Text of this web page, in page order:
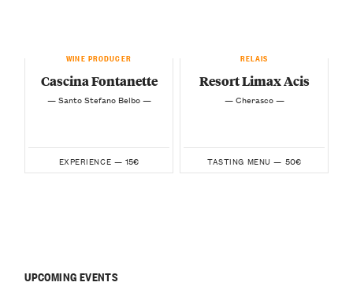
WINE PRODUCER
Cascina Fontanette
— Santo Stefano Belbo —
EXPERIENCE — 15€
RELAIS
Resort Limax Acis
— Cherasco —
TASTING MENU — 50€
UPCOMING EVENTS